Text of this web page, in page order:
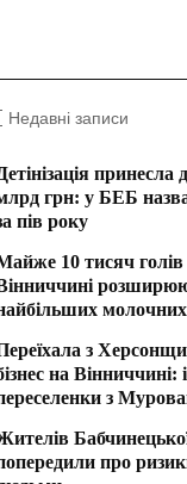
Недавні записи
принесла
грн: у БЕБ
пів року
10 тисяч голів
молочних
з
на Вінниччині:
з
про